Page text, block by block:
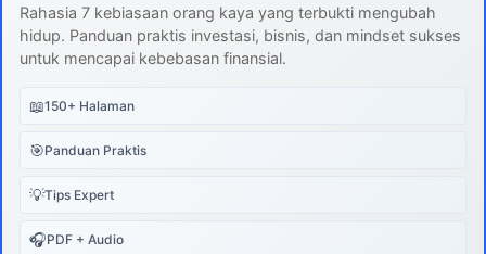
Rahasia 7 kebiasaan orang kaya yang terbukti mengubah
hidup. Panduan praktis investasi, bisnis, dan mindset sukses
untuk mencapai kebebasan finansial.
📖150+ Halaman
🎯Panduan Praktis
💡Tips Expert
🎧PDF + Audio